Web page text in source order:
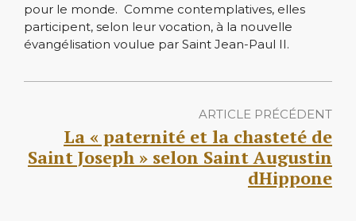
pour le monde. Comme contemplatives, elles
participent, selon leur vocation, à la nouvelle
évangélisation voulue par Saint Jean-Paul II.
ARTICLE PRÉCÉDENT
La « paternité et la chasteté de
Saint Joseph » selon Saint Augustin
dHippone